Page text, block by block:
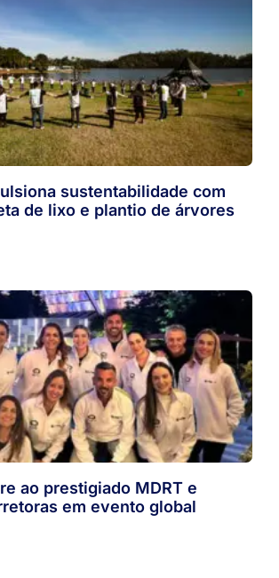
sustentabilidade com
de lixo e plantio de árvores
ao prestigiado MDRT e
em evento global